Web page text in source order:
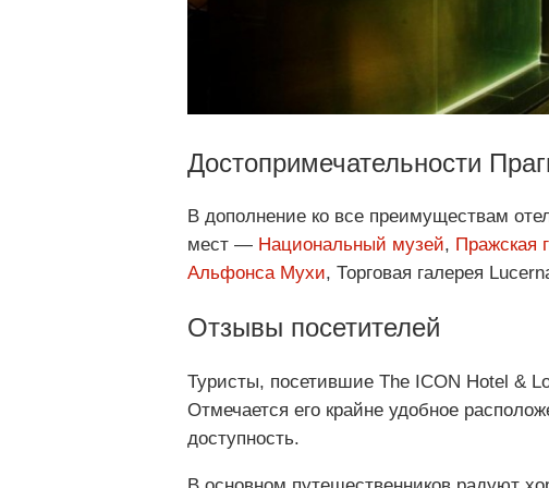
Достопримечательности
В дополнение ко все преимуществам
мест — Национальный музей, Пражская
Альфонса Мухи, Торговая галерея
Отзывы посетителей
Туристы, посетившие The ICON Hotel &
Отмечается его крайне удобное
доступность.